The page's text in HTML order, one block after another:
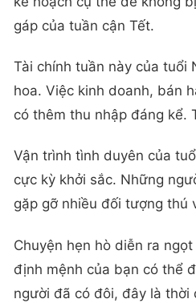
gáp của tuần cận Tết.
Tài chính tuần này của tuổi
hoa. Việc kinh doanh, bán
có thêm thu nhập đáng kể.
Vận trình tình duyên của
cực kỳ khởi sắc. Những
gặp gỡ nhiều đối tượng thú
Chuyện hẹn hò diễn ra
định mệnh của bạn có thể
người đã có đôi, đây là thời